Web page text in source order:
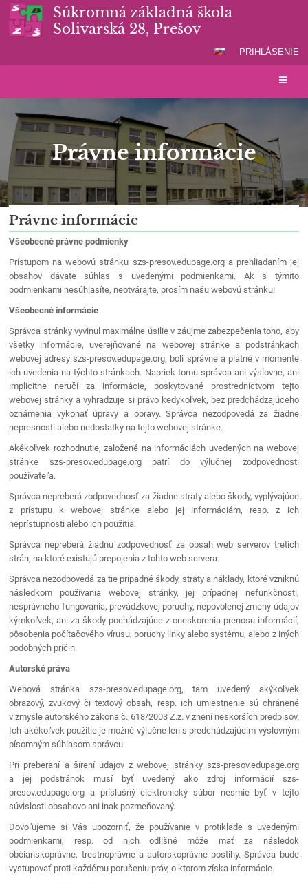
Súkromná základná škola
Solivarská 28, Prešov
PRIHLÁSENIE
Právne informácie
Právne
informácie
Právne informácie
Všeobecné právne podmienky
Prístupom na webovú stránku szs-presov.edupage.org a prehliadaním jej
obsahov dávate súhlas s uvedenými podmienkami. Ak s týmito
podmienkami nesúhlasíte, neotvárajte, prosím našu webovú stránku!
Všeobecné informácie
Správca stránky vyvinul maximálne úsilie v záujme zabezpečenia toho, aby
všetky informácie, uverejňované na webovej stránke a podstránkach
webovej adresy szs-presov.edupage.org, boli správne a platné v momente
ich uvedenia na týchto stránkach. Napriek tomu správca ani výslovne, ani
implicitne neručí za informácie, poskytované prostredníctvom tejto
webovej stránky a vyhradzuje si právo kedykoľvek, bez predchádzajúceho
oznámenia vykonať úpravy a opravy. Správca nezodpovedá za žiadne
nepresnosti alebo nedostatky na tejto webovej stránke.
Akékoľvek rozhodnutie, založené na informáciách uvedených na webovej
stránke szs-presov.edupage.org patrí do výlučnej zodpovednosti
používateľa.
Správca nepreberá zodpovednosť za žiadne straty alebo škody, vyplývajúce
z prístupu k webovej stránke alebo jej informáciám, resp. z ich
neprístupnosti alebo ich použitia.
Správca nepreberá žiadnu zodpovednosť za obsah web serverov tretích
strán, na ktoré existujú prepojenia z tohto web servera.
Správca nezodpovedá za tie prípadné škody, straty a náklady, ktoré vzniknú
následkom používania webovej stránky, jej prípadnej nefunkčnosti,
nesprávneho fungovania, prevádzkovej poruchy, nepovolenej zmeny údajov
kýmkoľvek, ani za škody pochádzajúce z oneskorenia prenosu informácií,
pôsobenia počítačového vírusu, poruchy linky alebo systému, alebo z iných
podobných príčin.
Autorské práva
Webová stránka szs-presov.edupage.org, tam uvedený akýkoľvek
obrazový, zvukový či textový obsah, resp. ich umiestnenie sú chránené
v zmysle autorského zákona č. 618/2003 Z.z. v znení neskorších predpisov.
Ich akékoľvek použitie je možné výlučne len s predchádzajúcim výslovným
písomným súhlasom správcu.
Pri preberaní a šírení údajov z webovej stránky szs-presov.edupage.org
a jej podstránok musí byť uvedený ako zdroj informácií szs-
presov.edupage.org a príslušný elektronický súbor nesmie byť v tejto
súvislosti obsahovo ani inak pozmeňovaný.
Dovoľujeme si Vás upozorniť, že používanie v protiklade s uvedenými
podmienkami, resp. od nich odlišné môže mať za následok
občianskoprávne, trestnoprávne a autorskoprávne postihy. Správca bude
vystupovať proti každému porušeniu práv, o ktorom získa informácie.